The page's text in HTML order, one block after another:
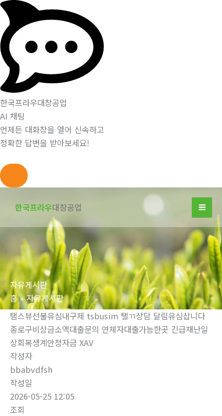
한국프라우대창공업
AI 채팅
언제든 대화창을 열어 신속하고
정확한 답변을 받아보세요!
너
뛰
기
한국프라우대창공업
자유게시판
홈
자유게시판
탬스뷰선불유심내구제 tsbusim 탤ㄲ상담 달림유심삽니다
종로구비상금소액대출문의 연체자대출가능한곳 긴급재난일
상회복생계안정자금 XAV
작성자
bbabvdfsh
작성일
2026-05-25 12:05
조회